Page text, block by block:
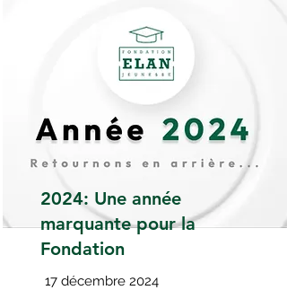
2024: Une année
marquante pour la
Fondation
17 décembre 2024